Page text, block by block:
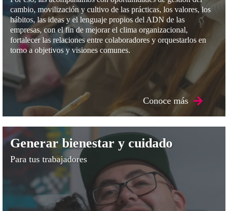
cambio, movilización y cultivo de las prácticas, los valores, los
hábitos, las ideas y el lenguaje propios del ADN de las
empresas, con el fin de mejorar el clima organizacional,
fortalecer las relaciones entre colaboradores y orquestarlos en
torno a objetivos y visiones comunes.
Conoce más
Generar bienestar y cuidado
Para tus trabajadores